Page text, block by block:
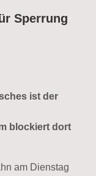
Sperrung
ist der
blockiert dort
am Dienstag